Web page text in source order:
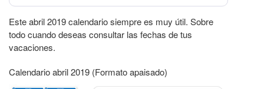
Este abril 2019 calendario siempre es muy útil. Sobre
todo cuando deseas consultar las fechas de tus
vacaciones.
Calendario abril 2019 (Formato apaisado)